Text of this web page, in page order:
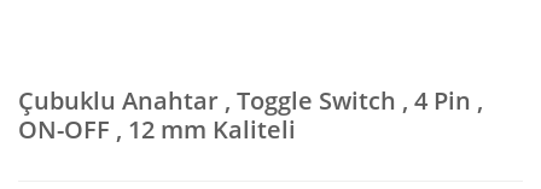
Çubuklu Anahtar , Toggle Switch , 4 Pin ,
ON-OFF , 12 mm Kaliteli